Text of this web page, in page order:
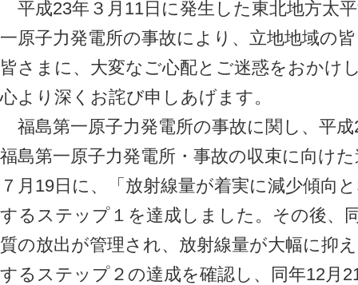
平成23年３月11日に発生した東北地方太
一原子力発電所の事故により、立地地域の
皆さまに、大変なご心配とご迷惑をおかけ
心より深くお詫び申しあげます。
福島第一原子力発電所の事故に関し、平
福島第一原子力発電所・事故の収束に向け
７月19日に、「放射線量が着実に減少傾向
するステップ１を達成しました。その後、
質の放出が管理され、放射線量が大幅に抑
するステップ２の達成を確認し、同年12月